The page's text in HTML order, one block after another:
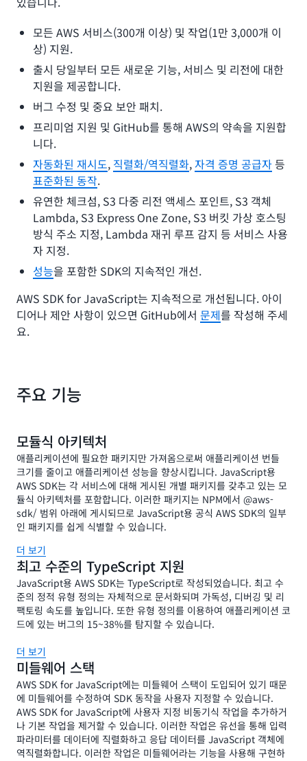
모든 AWS 서비스(300개 이상) 및 작업(1만 3,000개 이
상) 지원.
출시 당일부터 모든 새로운 기능, 서비스 및 리전에 대한
지원을 제공합니다.
버그 수정 및 중요 보안 패치.
프리미엄 지원 및 GitHub를 통해 AWS의 약속을 지원합
니다.
자동화된 재시도, 직렬화/역직렬화,자격 증명 공급자등
표준화된 동작.
유연한 체크섬, S3 다중 리전 액세스 포인트, S3 객체
Lambda, S3 Express One Zone, S3 버킷 가상 호스팅
방식 주소 지정, Lambda 재귀 루프 감지 등 서비스 사용
자 지정.
성능을 포함한 SDK의 지속적인 개선.
AWS SDK for JavaScript는 지속적으로 개선됩니다. 아이
디어나 제안 사항이 있으면 GitHub에서 문제를 작성해 주세
요.
주요 기능
모듈식 아키텍처
애플리케이션에 필요한 패키지만 가져옴으로써 애플리케이션 번들
크기를 줄이고 애플리케이션 성능을 향상시킵니다. JavaScript용
AWS SDK는 각 서비스에 대해 게시된 개별 패키지를 갖추고 있는 모
듈식 아키텍처를 포함합니다. 이러한 패키지는 NPM에서 @aws-
sdk/ 범위 아래에 게시되므로 JavaScript용 공식 AWS SDK의 일부
인 패키지를 쉽게 식별할 수 있습니다.
더 보기
최고 수준의 TypeScript 지원
JavaScript용 AWS SDK는 TypeScript로 작성되었습니다. 최고 수
준의 정적 유형 정의는 자체적으로 문서화되며 가독성, 디버깅 및 리
팩토링 속도를 높입니다. 또한 유형 정의를 이용하여 애플리케이션 코
드에 있는 버그의 15~38%를 탐지할 수 있습니다.
더 보기
미들웨어 스택
AWS SDK for JavaScript에는 미들웨어 스택이 도입되어 있기 때문
에 미들웨어를 수정하여 SDK 동작을 사용자 지정할 수 있습니다.
AWS SDK for JavaScript에 사용자 지정 비동기식 작업을 추가하거
나 기본 작업을 제거할 수 있습니다. 이러한 작업은 유선을 통해 입력
파라미터를 데이터에 직렬화하고 응답 데이터를 JavaScript 객체에
역직렬화합니다. 이러한 작업은 미들웨어라는 기능을 사용해 구현하